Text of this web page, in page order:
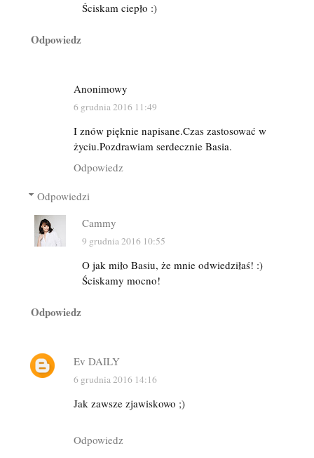
Ściskam ciepło :)
Odpowiedz
Anonimowy
6 grudnia 2016 11:49
I znów pięknie napisane.Czas zastosować w
życiu.Pozdrawiam serdecznie Basia.
Odpowiedz
Odpowiedzi
Cammy
9 grudnia 2016 10:55
O jak miło Basiu, że mnie odwiedziłaś! :)
Ściskamy mocno!
Odpowiedz
Ev DAILY
6 grudnia 2016 14:16
Jak zawsze zjawiskowo ;)
Odpowiedz